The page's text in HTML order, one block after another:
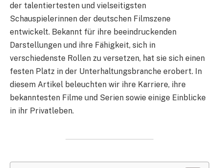
der talentiertesten und vielseitigsten
Schauspielerinnen der deutschen Filmszene
entwickelt. Bekannt für ihre beeindruckenden
Darstellungen und ihre Fähigkeit, sich in
verschiedenste Rollen zu versetzen, hat sie sich einen
festen Platz in der Unterhaltungsbranche erobert. In
diesem Artikel beleuchten wir ihre Karriere, ihre
bekanntesten Filme und Serien sowie einige Einblicke
in ihr Privatleben.